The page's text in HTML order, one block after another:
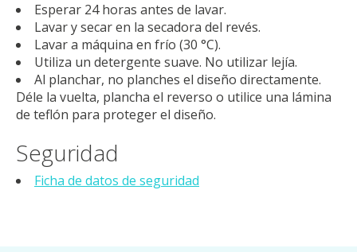
Esperar 24 horas antes de lavar.
Lavar y secar en la secadora del revés.
Lavar a máquina en frío (30 °C).
Utiliza un detergente suave. No utilizar lejía.
Al planchar, no planches el diseño directamente.
Déle la vuelta, plancha el reverso o utilice una lámina
de teflón para proteger el diseño.
Seguridad
Ficha de datos de seguridad